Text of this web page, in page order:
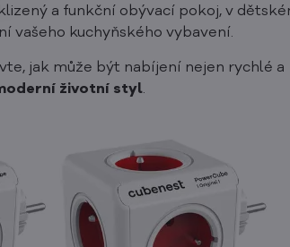
a funkční obývací pokoj, v
vašeho kuchyňského vybavení.
jak může být nabíjení nejen rychlé a
životní styl.